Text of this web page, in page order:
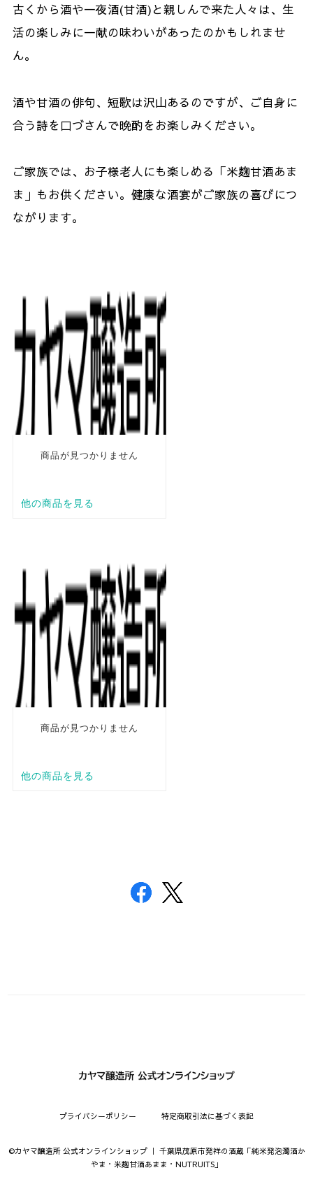
古くから酒や一夜酒(甘酒)と親しんで来た人々は、生
活の楽しみに一献の味わいがあったのかもしれませ
ん。
酒や甘酒の俳句、短歌は沢山あるのですが、ご自身に
合う詩を口づさんで晩酌をお楽しみください。
ご家族では、お子様老人にも楽しめる「米麹甘酒あま
ま」もお供ください。健康な酒宴がご家族の喜びにつ
ながります。
プライバシーポリシー 特定商取引法に基づく表記
©︎カヤマ醸造所 公式オンラインショップ ｜ 千葉県茂原市発祥の酒蔵「純米発泡濁酒か
やま・米麹甘酒あまま・NUTRUITS」